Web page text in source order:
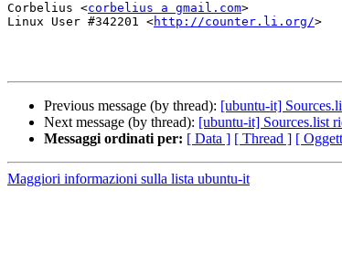
Corbelius <corbelius a gmail.com>
Linux User #342201 <http://counter.li.org/>
Previous message (by thread): [ubuntu-it]
Next message (by thread): [ubuntu-it] Sources.list
Messaggi ordinati per: [ Data ] [ Thread ] [
Maggiori informazioni sulla lista ubuntu-it